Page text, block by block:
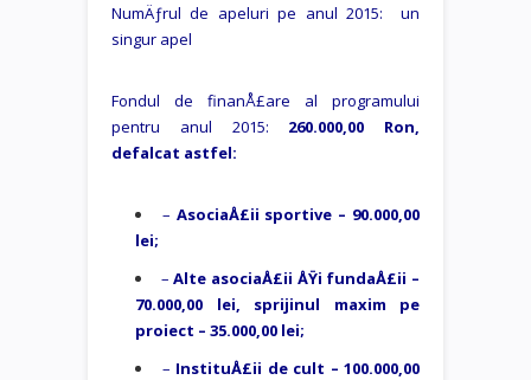
NumÄƒrul de apeluri pe anul 2015: un
singur apel
Fondul de finanÅ£are al programului
pentru anul 2015: 260.000,00 Ron,
defalcat astfel:
– AsociaÅ£ii sportive – 90.000,00
lei;
–Alte asociaÅ£ii ÅŸi fundaÅ£ii –
70.000,00 lei, sprijinul maxim pe
proiect – 35.000,00 lei;
– InstituÅ£ii de cult – 100.000,00